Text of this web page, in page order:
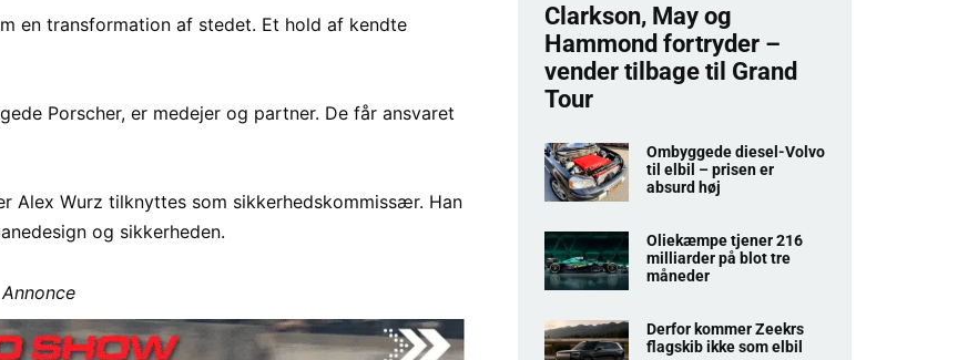
en transformation af stedet. Et hold af kendte
Porscher, er medejer og partner. De får ansvaret
Alex Wurz tilknyttes som sikkerhedskommissær. Han
og sikkerheden.
Annonce
Clarkson, May og
Hammond fortryder –
vender tilbage til Grand
Tour
Ombyggede diesel-Volvo
til elbil – prisen er
absurd høj
Oliekæmpe tjener 216
milliarder på blot tre
måneder
Derfor kommer Zeekrs
flagskib ikke som elbil